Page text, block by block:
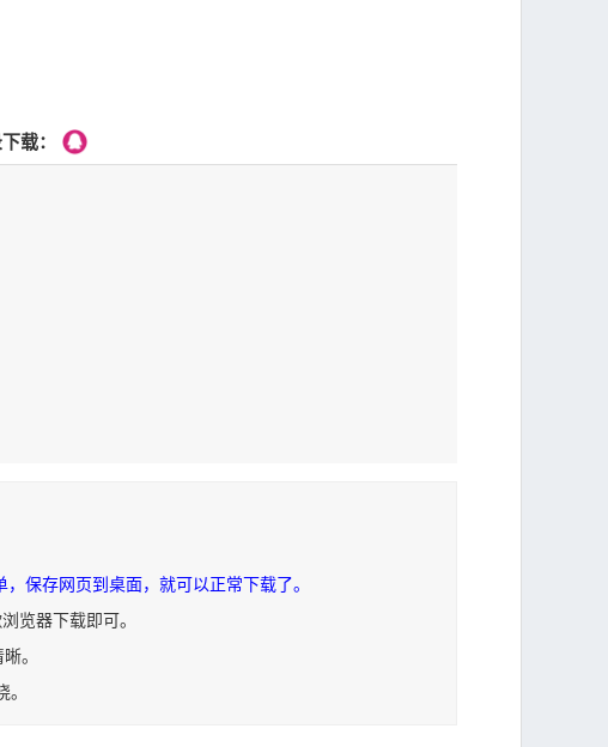
载：
保存网页到桌面，就可以正常下载了。
览器下载即可。
。